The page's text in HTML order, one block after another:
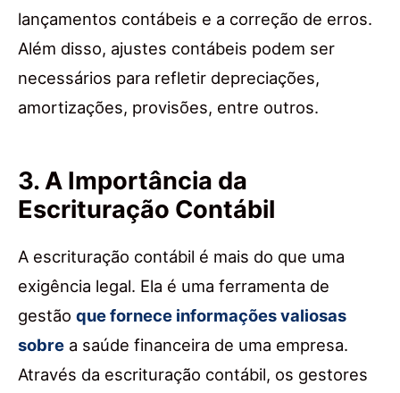
lançamentos contábeis e a correção de erros.
Além disso, ajustes contábeis podem ser
necessários para refletir depreciações,
amortizações, provisões, entre outros.
3. A Importância da
Escrituração Contábil
A escrituração contábil é mais do que uma
exigência legal. Ela é uma ferramenta de
gestão que fornece informações valiosas
sobre a saúde financeira de uma empresa.
Através da escrituração contábil, os gestores